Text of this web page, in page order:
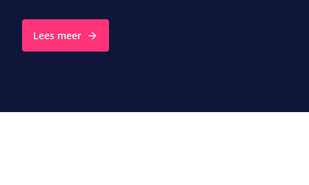
Lees meer